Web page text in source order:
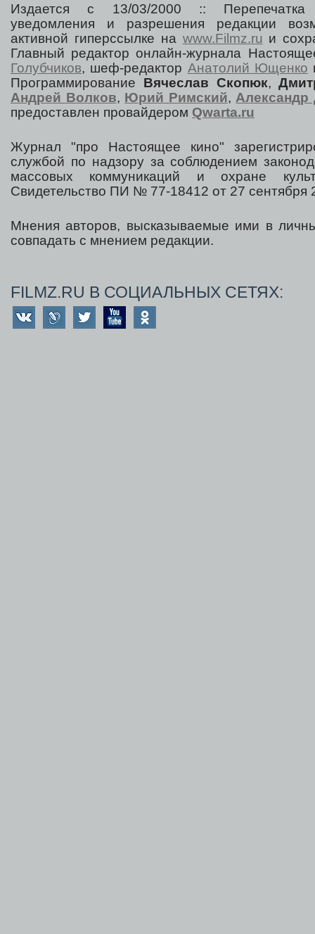
Издается с 13/03/2000 :: Перепечатка
уведомления и разрешения редакции
активной гиперссылке на www.Filmz.ru и
Главный редактор онлайн-журнала
Голубчиков, шеф-редактор Анатолий Ющенко
Программирование Вячеслав Скопюк,
Андрей Волков, Юрий Римский, Александр
предоставлен провайдером Qwarta.ru
Журнал "про Настоящее кино"
службой по надзору за соблюдением
массовых коммуникаций и охране
Свидетельство ПИ № 77-18412 от 27 сентября
Мнения авторов, высказываемые ими в
совпадать с мнением редакции.
FILMZ.RU В СОЦИАЛЬНЫХ СЕТЯХ: